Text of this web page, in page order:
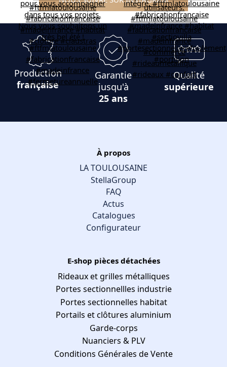
Production
française
Garantie
jusqu'à
25 ans
Qualité
supérieure
À propos
LA TOULOUSAINE
StellaGroup
FAQ
Actus
Catalogues
Configurateur
E-shop pièces détachées
Rideaux et grilles métalliques
Portes sectionnellles industrie
Portes sectionnelles habitat
Portails et clôtures aluminium
Garde-corps
Nuanciers & PLV
Conditions Générales de Vente